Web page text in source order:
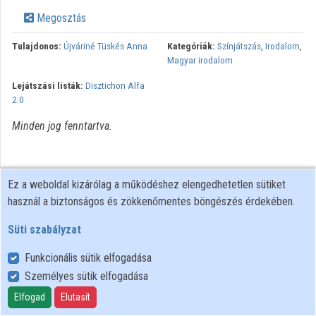
Közreműködők
Megosztás
Tulajdonos: Újváriné Tüskés Anna Kategóriák: Színjátszás, Irodalom,
Magyar irodalom
Lejátszási listák: Disztichon Alfa
2.0
Minden jog fenntartva.
Felhasználói szabályzat
Adatkezelési tájékoztató
Süti szabályzat
Ez a weboldal kizárólag a működéshez elengedhetetlen sütiket
használ a biztonságos és zökkenőmentes böngészés érdekében.
Süti szabályzat
Funkcionális sütik elfogadása
Személyes sütik elfogadása
Elfogad Elutasít